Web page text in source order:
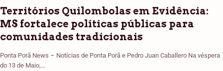
Territórios Quilombolas em Evidência:
MS fortalece políticas públicas para
comunidades tradicionais
Ponta Porã News – Notícias de Ponta Porã e Pedro Juan Caballero Na véspera
do 13 de Maio,…